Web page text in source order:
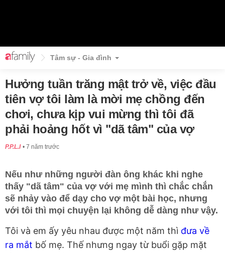
Tâm sự - Gia đình
Hưởng tuần trăng mật trở về, việc đầu
tiên vợ tôi làm là mời mẹ chồng đến
chơi, chưa kịp vui mừng thì tôi đã
phải hoảng hốt vì "dã tâm" của vợ
P.P.L.I 7 năm trước
Nếu như những người đàn ông khác khi nghe
thấy "dã tâm" của vợ với mẹ mình thì chắc chắn
sẽ nhảy vào để dạy cho vợ một bài học, nhưng
với tôi thì mọi chuyện lại không dễ dàng như vậy.
Tôi và em ấy yêu nhau được một năm thì đưa về
ra mắt bố mẹ. Thế nhưng ngay từ buổi gặp mặt